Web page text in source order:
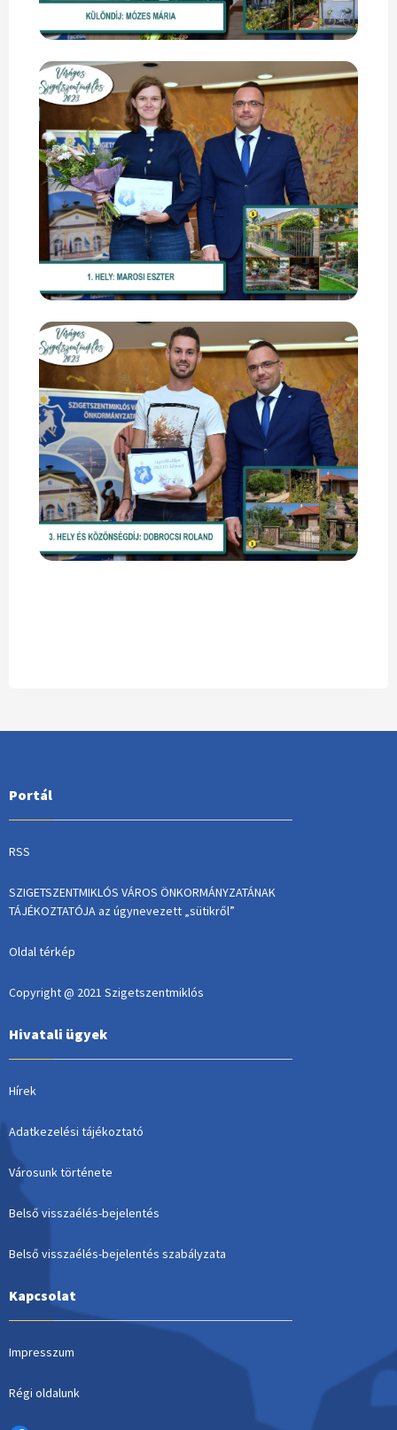
Portál
RSS
SZIGETSZENTMIKLÓS VÁROS ÖNKORMÁNYZATÁNAK
TÁJÉKOZTATÓJA az úgynevezett „sütikről”
Oldal térkép
Copyright @ 2021 Szigetszentmiklós
Hivatali ügyek
Hírek
Adatkezelési tájékoztató
Városunk története
Belső visszaélés-bejelentés
Belső visszaélés-bejelentés szabályzata
Kapcsolat
Impresszum
Régi oldalunk